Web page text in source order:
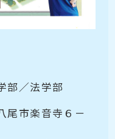
部／法学部
尾市楽音寺６－